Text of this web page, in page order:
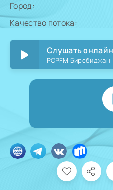
Город:
Качество потока:
Слушать онлайн
POPFM Биробиджан